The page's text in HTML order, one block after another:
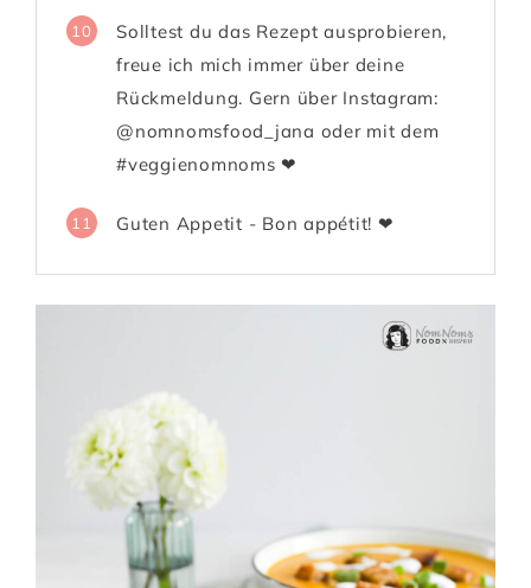
10
Solltest du das Rezept ausprobieren,
freue ich mich immer über deine
Rückmeldung. Gern über Instagram:
@nomnomsfood_jana oder mit dem
#veggienomnoms ❤
11 Guten Appetit - Bon appétit! ❤